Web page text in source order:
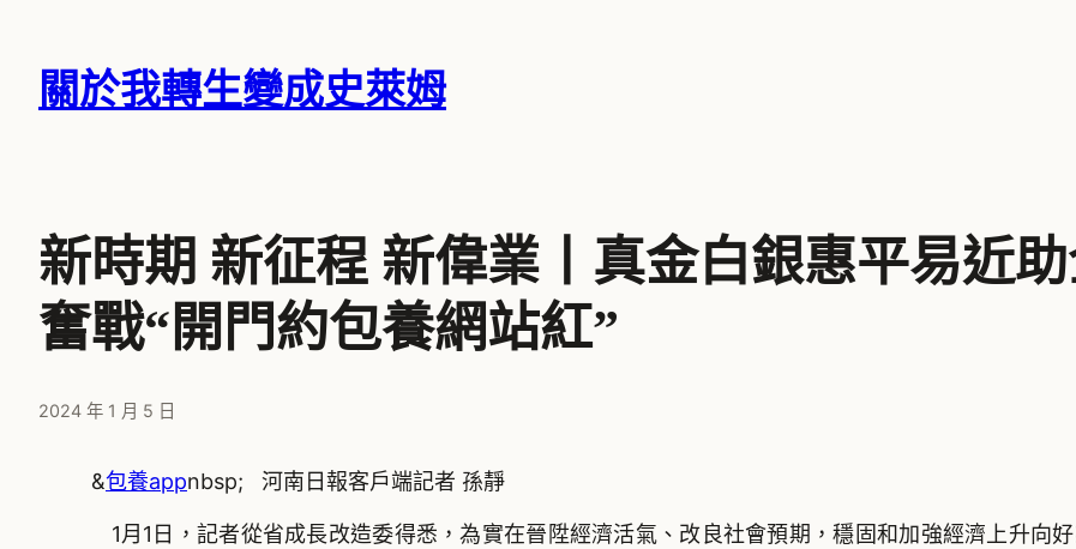
關於我轉生變成史萊姆
新時期 新征程 新偉業丨真金白銀惠平易近
奮戰“開門約包養網站紅”
2024 年 1 月 5 日
&包養appnbsp; 河南日報客戶端記者 孫靜
1月1日，記者從省成長改造委得悉，為實在晉陞經濟活氣、改良社會預期，穩固和加強經濟上升向